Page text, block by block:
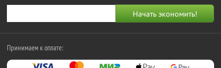
Принимаем к оплате: